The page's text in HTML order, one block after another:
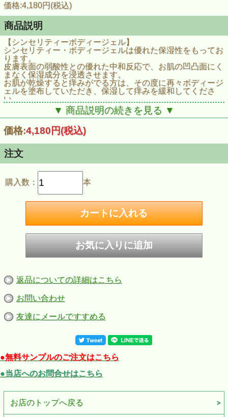
価格:4,180円(税込)
商品説明
【シンセリティーボディージェル】
シンセリティー・ボディージェルは優れた保湿性をもってお
ります。
皮膚表面の弱酸性との優れた中和反応で、お肌の凹凸面にく
まなく保湿成分を浸透させます。
お肌が乾燥すると痒みがでる方は、その度に再々ボディージ
ェルを塗布していただき、保湿して痒みを緩和してくださ
い。
アトピーなどで患部が乾燥しているお肌にも沁みませんので
お使いくださいませ。
スキンケアの仕上げとして、シンセリティーボディージェル
にスクワランオイルを少しだけ手のひらで混ぜてお使いいた
▼ 商品説明の続きを見る ▼
価格:4,180円(税込)
注文
購入数： 本
返品についての詳細はこちら
お問い合わせ
友達にメールですすめる
●無料サンプルのご注文はこちら
●当店へのお問合せはこちら
お店のトップへ戻る